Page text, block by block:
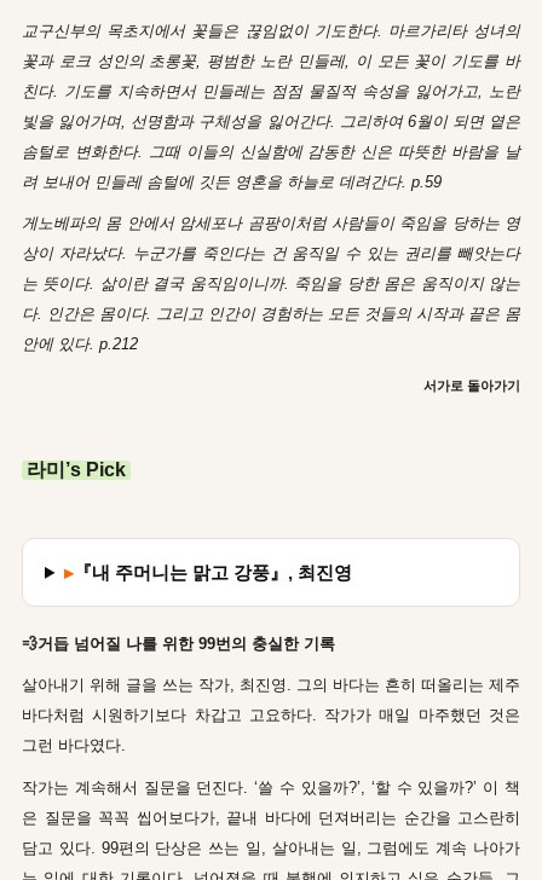
교구신부의 목초지에서 꽃들은 끊임없이 기도한다. 마르가리타 성녀의
꽃과 로크 성인의 초롱꽃, 평범한 노란 민들레, 이 모든 꽃이 기도를 바
친다. 기도를 지속하면서 민들레는 점점 물질적 속성을 잃어가고, 노란
빛을 잃어가며, 선명함과 구체성을 잃어간다. 그리하여 6월이 되면 옅은
솜털로 변화한다. 그때 이들의 신실함에 감동한 신은 따뜻한 바람을 날
려 보내어 민들레 솜털에 깃든 영혼을 하늘로 데려간다. p.59
게노베파의 몸 안에서 암세포나 곰팡이처럼 사람들이 죽임을 당하는 영
상이 자라났다. 누군가를 죽인다는 건 움직일 수 있는 권리를 빼앗는다
는 뜻이다. 삶이란 결국 움직임이니까. 죽임을 당한 몸은 움직이지 않는
다. 인간은 몸이다. 그리고 인간이 경험하는 모든 것들의 시작과 끝은 몸
안에 있다. p.212
서가로 돌아가기
라미’s Pick
▸『내 주머니는 맑고 강풍』, 최진영
💨거듭 넘어질 나를 위한 99번의 충실한 기록
살아내기 위해 글을 쓰는 작가, 최진영. 그의 바다는 흔히 떠올리는 제주
바다처럼 시원하기보다 차갑고 고요하다. 작가가 매일 마주했던 것은
그런 바다였다.
작가는 계속해서 질문을 던진다. ‘쓸 수 있을까?’, ‘할 수 있을까?’ 이 책
은 질문을 꼭꼭 씹어보다가, 끝내 바다에 던져버리는 순간을 고스란히
담고 있다. 99편의 단상은 쓰는 일, 살아내는 일, 그럼에도 계속 나아가